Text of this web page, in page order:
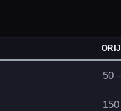
50